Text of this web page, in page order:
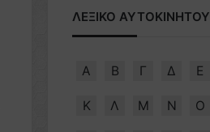
ΛΕΞΙΚΟ ΑΥΤΟΚΙΝΗΤΟΥ
Α Β Γ Δ Ε
Κ Λ Μ Ν Ο